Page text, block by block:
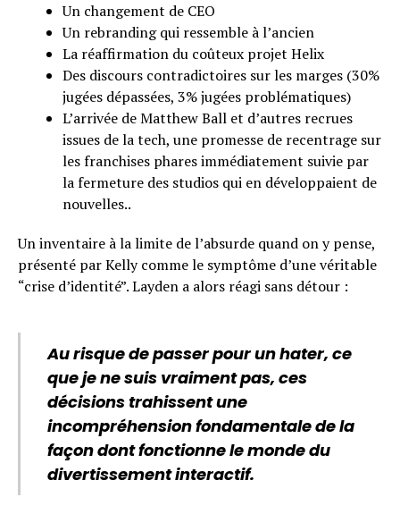
Un changement de CEO
Un rebranding qui ressemble à l’ancien
La réaffirmation du coûteux projet Helix
Des discours contradictoires sur les marges (30%
jugées dépassées, 3% jugées problématiques)
L’arrivée de Matthew Ball et d’autres recrues
issues de la tech, une promesse de recentrage sur
les franchises phares immédiatement suivie par
la fermeture des studios qui en développaient de
nouvelles..
Un inventaire à la limite de l’absurde quand on y pense,
présenté par Kelly comme le symptôme d’une véritable
“crise d’identité”. Layden a alors réagi sans détour :
Au risque de passer pour un hater, ce
que je ne suis vraiment pas, ces
décisions trahissent une
incompréhension fondamentale de la
façon dont fonctionne le monde du
divertissement interactif.